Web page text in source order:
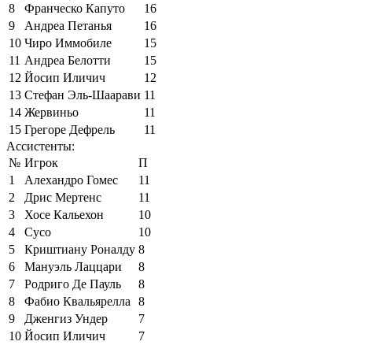
8
Франческо Капуто
16
9
Андреа Петанья
16
10 Чиро Иммобиле
15
11 Андреа Белотти
15
12 Йосип Иличич
12
13 Стефан Эль-Шаарави 11
14 Жервиньо
11
15 Грегоре Дефрель
11
Ассистенты:
№ Игрок
П
1
Алехандро Гомес
11
2
Дрис Мертенс
11
3
Хосе Кальехон
10
4
Сусо
10
5
Криштиану Роналду 8
6
Мануэль Лаццари
8
7
Родриго Де Пауль
8
8
Фабио Квальярелла
8
9
Дженгиз Ундер
7
10 Йосип Иличич
7